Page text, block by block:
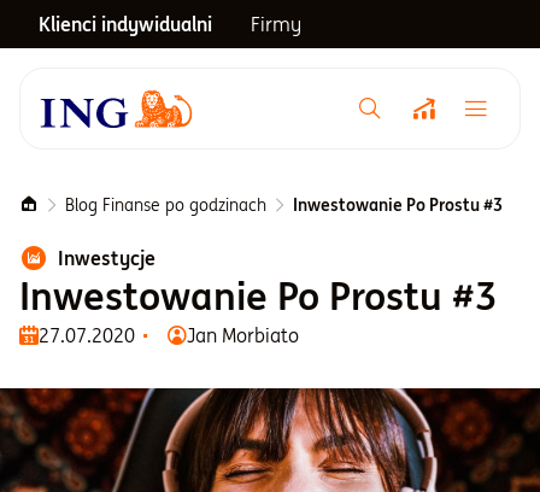
Klienci indywidualni Firmy
Menu główne
Notowania
Emerytura
Blog
Blog Finanse po godzinach Inwestowanie Po Prostu #3
Inwestycje
Inwestowanie Po Prostu #3
27.07.2020 Jan Morbiato